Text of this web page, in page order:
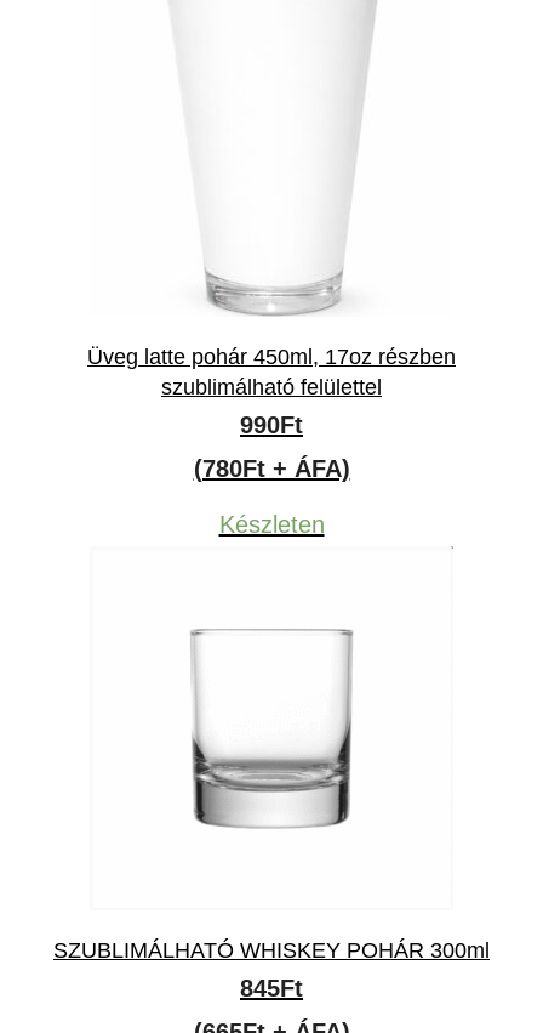
Üveg latte pohár 450ml, 17oz részben
szublimálható felülettel
990Ft
(780Ft + ÁFA)
Készleten
SZUBLIMÁLHATÓ WHISKEY POHÁR 300ml
845Ft